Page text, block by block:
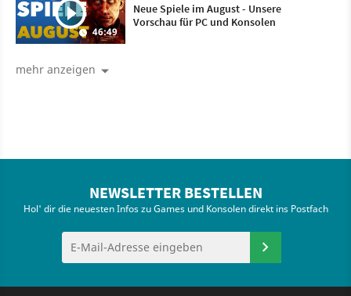
46:49
Neue Spiele im August - Unsere
Vorschau für PC und Konsolen
mehr anzeigen
NEWSLETTER BESTELLEN
Hol' dir die neuesten Infos zu Games und Konsolen direkt ins Postfach